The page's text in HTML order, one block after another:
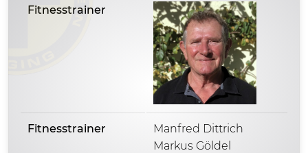
Fitnesstrainer
Fitnesstrainer
Manfred Dittrich
Markus Göldel